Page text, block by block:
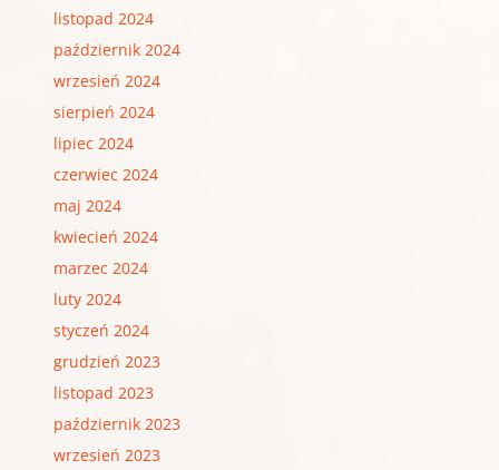
listopad 2024
październik 2024
wrzesień 2024
sierpień 2024
lipiec 2024
czerwiec 2024
maj 2024
kwiecień 2024
marzec 2024
luty 2024
styczeń 2024
grudzień 2023
listopad 2023
październik 2023
wrzesień 2023